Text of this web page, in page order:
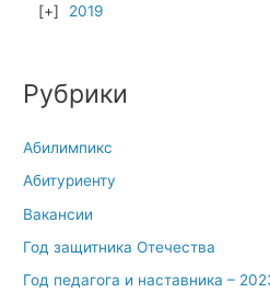
2019
Рубрики
Абилимпикс
Абитуриенту
Вакансии
Год защитника Отечества
Год педагога и наставника –